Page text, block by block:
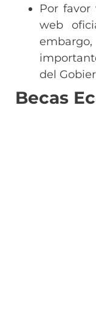
Por
web
del
Becas